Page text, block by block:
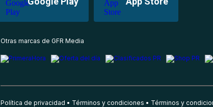
Otras marcas de GFR Media
Política de privacidad Términos y condiciones Términos y